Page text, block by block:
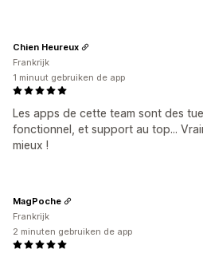
Les apps de cette team sont des
fonctionnel, et support au top...
mieux !
Chien Heureux
Frankrijk
1 minuut gebruiken de app
MagPoche
Frankrijk
2 minuten gebruiken de app